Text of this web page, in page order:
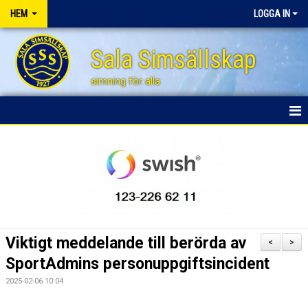
HEM LOGGA IN
Sala Simsällskap
simning för alla
FÖRSÄLJNINGSAKTIVITETER
>
<
Viktigt meddelande till berörda av
SportAdmins personuppgiftsincident
2025-02-06 10:04